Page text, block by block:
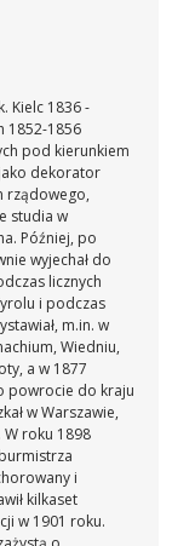
Kielc 1836 -
1852-1856
pod kierunkiem
dekorator
rządowego,
studia w
Później, po
wyjechał do
licznych
i podczas
m.in. w
Wiedniu,
a w 1877
powrocie do kraju
w Warszawie,
roku 1898
i
kilkaset
w 1901 roku.